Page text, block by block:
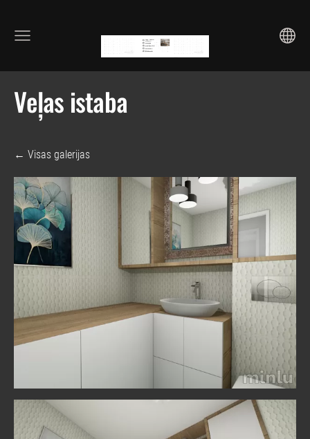
Veļas istaba
Visas galerijas